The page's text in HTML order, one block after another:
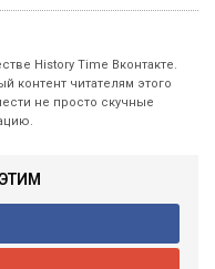
History Time Вконтакте.
контент читателям этого
не просто скучные